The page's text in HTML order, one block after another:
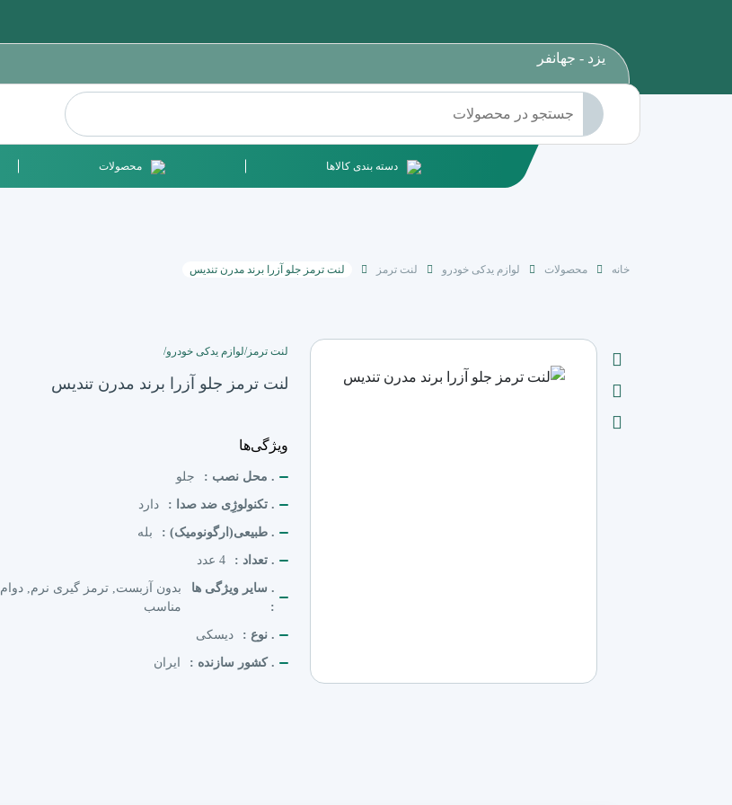
یزد - جهانفر
دسته بندی کالاها محصولات
خانه محصولات لوازم یدکی خودرو لنت ترمز لنت ترمز جلو آزرا برند مدرن تندیس
لنت ترمز/لوازم یدکی خودرو/
لنت ترمز جلو آزرا برند مدرن تندیس
ویژگی‌ها
. محل نصب : جلو
. تکنولوژِی ضد صدا : دارد
. طبیعی(ارگونومیک) : بله
. تعداد : 4 عدد
. سایر ویژگی ها
:
بدون آزبست, ترمز گیری نرم, دوام
مناسب
. نوع : دیسکی
. کشور سازنده : ایران